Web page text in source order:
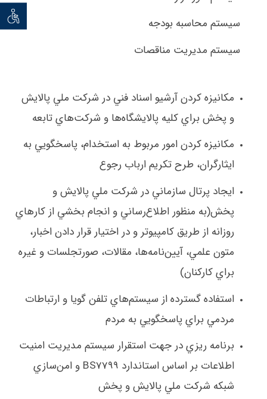
توان
سيستم محاسبه بودجه
سيستم مديريت مناقصات
مكانيزه كردن آرشيو اسناد فني در شركت ملي پالايش
و پخش براي كليه پالايشگاه‌ها و شركت‌هاي تابعه
مكانيزه كردن امور مربوط به استخدام، پاسخگويي به
ايثارگران، طرح تكريم ارباب رجوع
ايجاد پرتال سازماني در شركت ملي پالايش و
پخش(به منظور اطلاع‌رساني و انجام بخشي از كارهاي
روزانه از طريق كامپيوتر و در اختيار قرار دادن اخبار،
متون علمي، آيين‌نامه‌ها، مقالات، صورتجلسات و غيره
براي كاركنان)
استفاده گسترده از سيستم‌هاي تلفن گويا و ارتباطات
مردمي براي پاسخگويي به مردم
برنامه ريزي در جهت استقرار سيستم مديريت امنيت
اطلاعات بر اساس استاندارد BS7799 و امن‌سازي
شبكه شركت ملي پالايش و پخش